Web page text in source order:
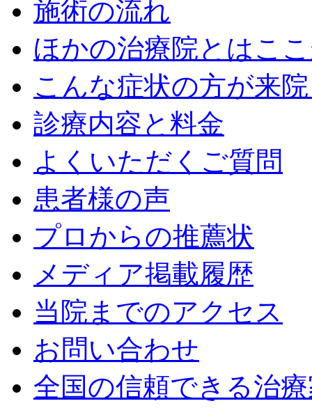
施術の流れ
ほかの治療院とはこ
こんな症状の方が来
診療内容と料金
よくいただくご質問
患者様の声
プロからの推薦状
メディア掲載履歴
当院までのアクセス
お問い合わせ
全国の信頼できる治